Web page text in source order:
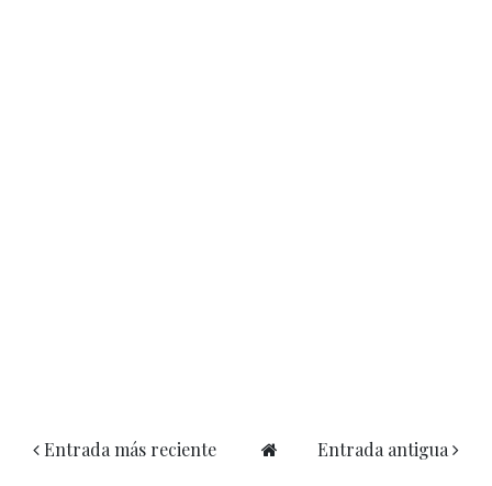
Entrada más reciente Entrada antigua